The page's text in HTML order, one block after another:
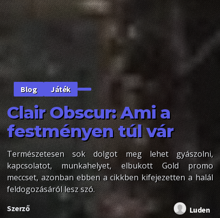
Blog Játék
Clair Obscur: Ami a
festményen túl vár
Természetesen sok dolgot meg lehet gyászolni,
kapcsolatot, munkahelyet, elbukott Gold promo
meccset, azonban ebben a cikkben kifejezetten a halál
feldogozásáról lesz szó.
Szerző
Luden